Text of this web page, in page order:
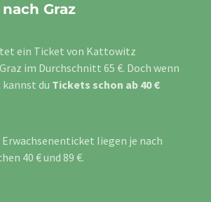
Graz
ein Ticket von Kattowitz
im Durchschnitt 65 €. Doch wenn
du Tickets schon ab 40 €
Erwachsenenticket liegen je nach
40 € und 89 €.